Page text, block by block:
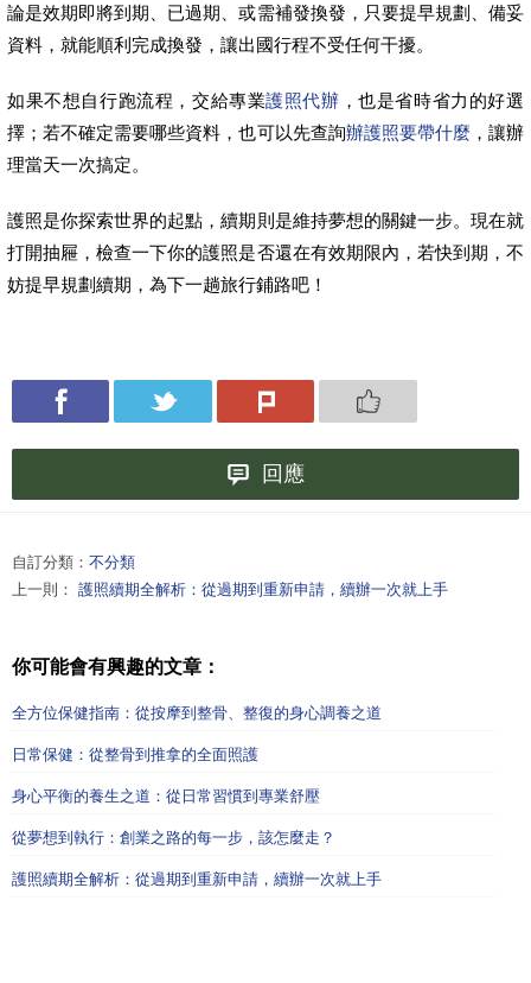
論是效期即將到期、已過期、或需補發換發，只要提早規劃、備妥
資料，就能順利完成換發，讓出國行程不受任何干擾。
如果不想自行跑流程，交給專業護照代辦 ，也是省時省力的好選
擇；若不確定需要哪些資料，也可以先查詢辦護照要帶什麼 ，讓辦
理當天一次搞定。
護照是你探索世界的起點，續期則是維持夢想的關鍵一步。現在就
打開抽屜，檢查一下你的護照是否還在有效期限內，若快到期，不
妨提早規劃續期，為下一趟旅行鋪路吧！
回應
自訂分類： 不分類
上一則： 護照續期全解析：從過期到重新申請，續辦一次就上手
你可能會有興趣的文章：
全方位保健指南：從按摩到整骨、整復的身心調養之道
日常保健：從整骨到推拿的全面照護
身心平衡的養生之道：從日常習慣到專業舒壓
從夢想到執行：創業之路的每一步，該怎麼走？
護照續期全解析：從過期到重新申請，續辦一次就上手